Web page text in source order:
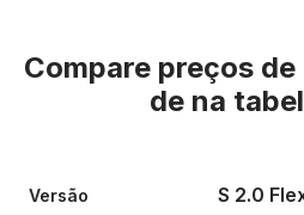
Compare preços
de na
Versão S 2.0